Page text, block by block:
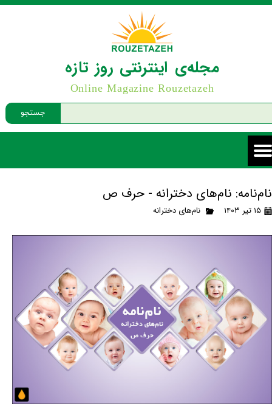
جستجو
مجله‌ی اینترنتی روز تازه
Online Magazine Rouzetazeh
نام‌نامه: نام‌های دخترانه - حرف ص
۱۵ تیر ۱۴۰۳ نام‌های دخترانه